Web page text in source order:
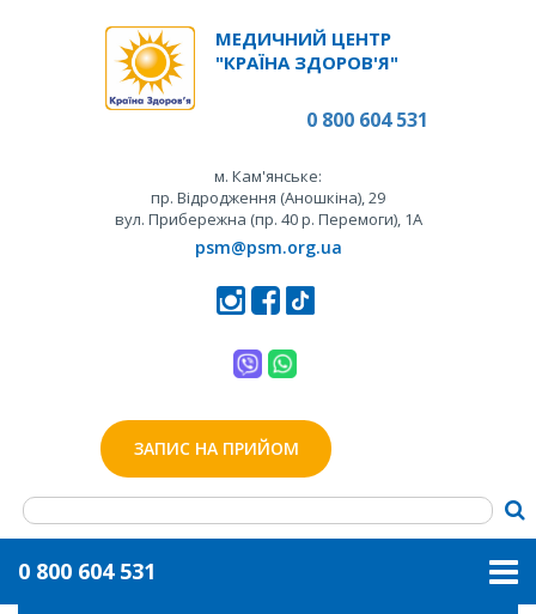
МЕДИЧНИЙ ЦЕНТР
"КРАЇНА ЗДОРОВ'Я"
0 800 604 531
м. Кам'янське:
пр. Відродження (Аношкіна), 29
вул. Прибережна (пр. 40 р. Перемоги), 1А
psm@psm.org.ua
ЗАПИС НА ПРИЙОМ
0 800 604 531